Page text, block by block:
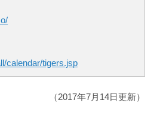
calendar/tigers.jsp
（2017年7月14日更新）